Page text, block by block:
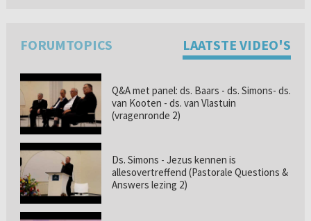
FORUMTOPICS LAATSTE VIDEO'S
Q&A met panel: ds. Baars - ds. Simons- ds.
van Kooten - ds. van Vlastuin
(vragenronde 2)
Ds. Simons - Jezus kennen is
allesovertreffend (Pastorale Questions &
Answers lezing 2)